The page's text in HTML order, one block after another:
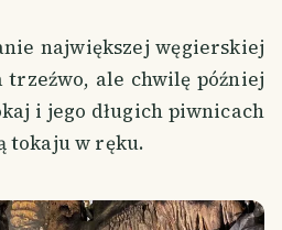
największej węgierskiej
ale chwilę później
i jego długich piwnicach
tokaju w ręku.